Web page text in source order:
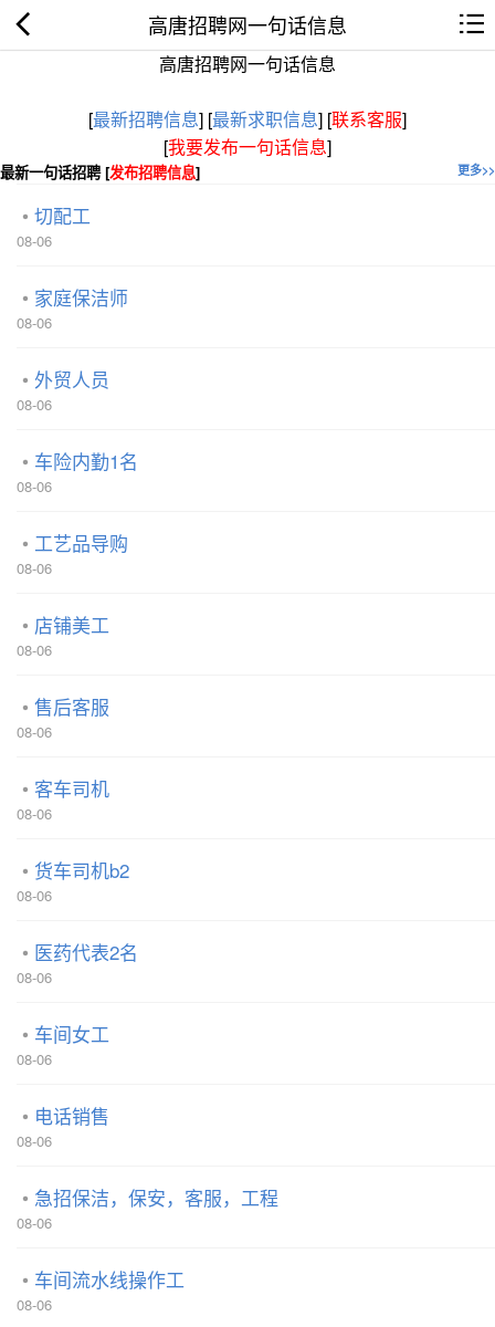
高唐招聘网一句话信息
高唐招聘网一句话信息
[最新招聘信息] [最新求职信息] [联系客服]
[我要发布一句话信息]
更多>>
最新一句话招聘 [发布招聘信息]
切配工
08-06
家庭保洁师
08-06
外贸人员
08-06
车险内勤1名
08-06
工艺品导购
08-06
店铺美工
08-06
售后客服
08-06
客车司机
08-06
货车司机b2
08-06
医药代表2名
08-06
车间女工
08-06
电话销售
08-06
急招保洁，保安，客服，工程
08-06
车间流水线操作工
08-06